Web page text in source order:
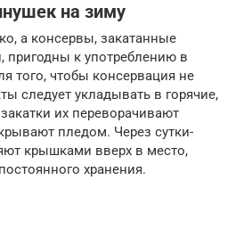
на зиму
а консервы, закатанные
к употреблению в
того, чтобы консервация не
следует укладывать в горячие,
их переворачивают
пледом. Через сутки-
крышками вверх в место,
хранения.